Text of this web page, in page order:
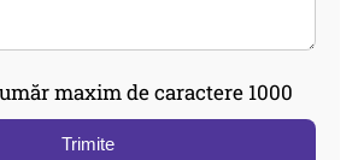
maxim de caractere 1000
Trimite